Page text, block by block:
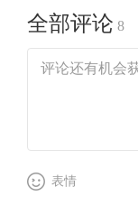
全部评论 8
表情